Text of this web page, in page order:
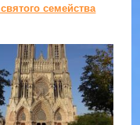
семейства